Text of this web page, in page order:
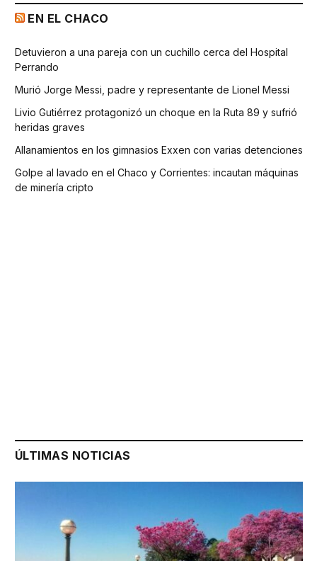
EN EL CHACO
Detuvieron a una pareja con un cuchillo cerca del Hospital
Perrando
Murió Jorge Messi, padre y representante de Lionel Messi
Livio Gutiérrez protagonizó un choque en la Ruta 89 y sufrió
heridas graves
Allanamientos en los gimnasios Exxen con varias detenciones
Golpe al lavado en el Chaco y Corrientes: incautan máquinas
de minería cripto
ÚLTIMAS NOTICIAS